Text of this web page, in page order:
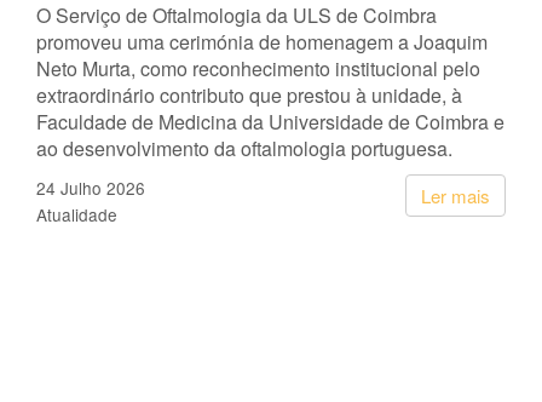
O Serviço de Oftalmologia da ULS de Coimbra
promoveu uma cerimónia de homenagem a Joaquim
Neto Murta, como reconhecimento institucional pelo
extraordinário contributo que prestou à unidade, à
Faculdade de Medicina da Universidade de Coimbra e
ao desenvolvimento da oftalmologia portuguesa.
Ler mais
24 Julho 2026
Atualidade